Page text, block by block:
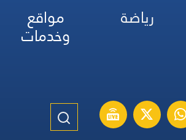
رياضة مواقع
وخدمات